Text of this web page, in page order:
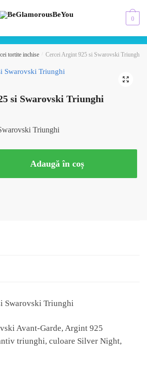
0
tortite inchise Cercei Argint 925 si Swarovski Triunghi
🔍
si Swarovski Triunghi
Triunghi
Adaugă în coș
Swarovski Triunghi
Avant-Garde, Argint 925
triunghi, culoare Silver Night,